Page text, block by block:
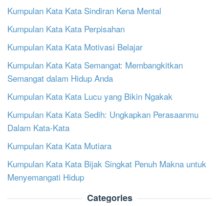
Kumpulan Kata Kata Sindiran Kena Mental
Kumpulan Kata Kata Perpisahan
Kumpulan Kata Kata Motivasi Belajar
Kumpulan Kata Kata Semangat: Membangkitkan
Semangat dalam Hidup Anda
Kumpulan Kata Kata Lucu yang Bikin Ngakak
Kumpulan Kata Kata Sedih: Ungkapkan Perasaanmu
Dalam Kata-Kata
Kumpulan Kata Kata Mutiara
Kumpulan Kata Kata Bijak Singkat Penuh Makna untuk
Menyemangati Hidup
Categories